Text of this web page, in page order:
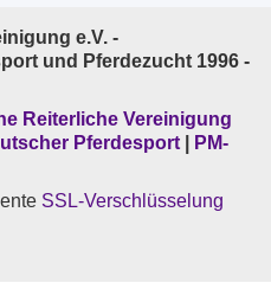
e.V. -
und Pferdezucht 1996 -
Reiterliche Vereinigung
Pferdesport
PM-
SSL-Verschlüsselung